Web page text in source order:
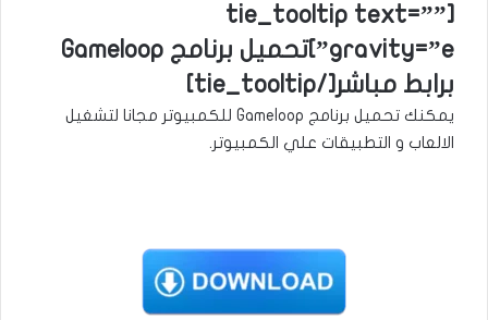
[tie_tooltip text=””
gravity=”e”]تحميل برنامج Gameloop
برابط مباشر[/tie_tooltip]
يمكنك تحميل برنامج Gameloop للكمبيوتر مجانا لتشغيل
الالعاب و التطبيقات علي الكمبيوتر.